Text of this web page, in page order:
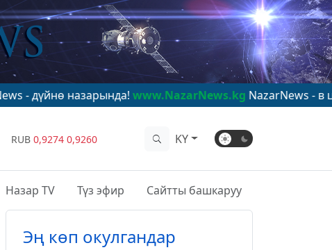
www.NazarNews.kgNazarNews - в центре
RUB 0,9274 0,9260 KY
Назар TV Түз эфир Сайтты башкаруу
Эң көп окулгандар